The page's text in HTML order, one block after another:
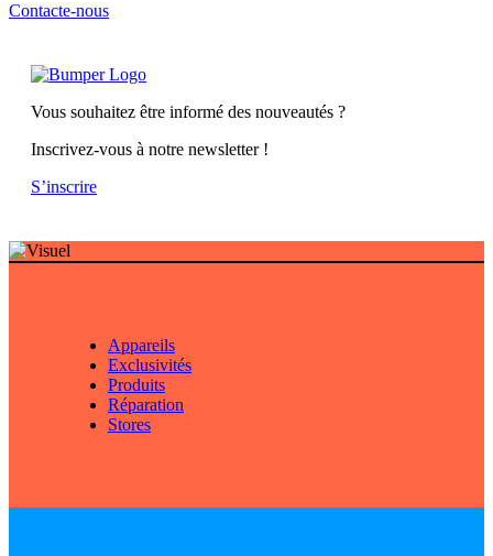
Contacte-nous
Vous souhaitez être informé des nouveautés ?
Inscrivez-vous à notre newsletter !
S’inscrire
Appareils
Exclusivités
Produits
Réparation
Stores